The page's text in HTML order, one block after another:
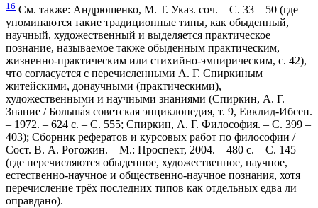
16 См. также: Андрюшенко, М. Т. Указ. соч. – С. 33 – 50 (где
упоминаются такие традиционные типы, как обыденный,
научный, художественный и выделяется практическое
познание, называемое также обыденным практическим,
жизненно-практическим или стихийно-эмпирическим, с. 42),
что согласуется с перечисленными А. Г. Спиркиным
житейскими, донаучными (практическими),
художественными и научными знаниями (Спиркин, А. Г.
Знание / Больша́я советская энциклопедия, т. 9, Евклид-Ибсен.
– 1972. – 624 с. – С. 555; Спиркин, А. Г. Философия. – С. 399 –
403); Сборник рефератов и курсовых работ по философии /
Сост. В. А. Рогожин. – М.: Проспект, 2004. – 480 с. – С. 145
(где перечисляются обыденное, художественное, научное,
естественно-научное и общественно-научное познания, хотя
перечисление трёх последних типов как отдельных едва ли
оправдано).